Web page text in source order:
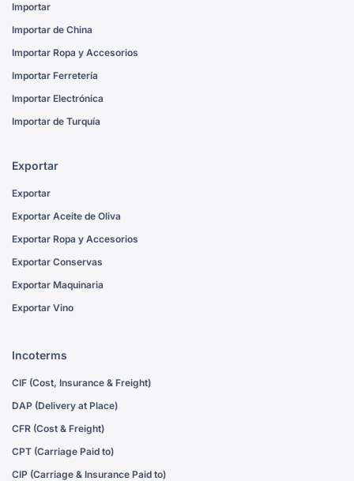
Importar
Importar de China
Importar Ropa y Accesorios
Importar Ferretería
Importar Electrónica
Importar de Turquía
Exportar
Exportar
Exportar Aceite de Oliva
Exportar Ropa y Accesorios
Exportar Conservas
Exportar Maquinaria
Exportar Vino
Incoterms
CIF (Cost, Insurance & Freight)
DAP (Delivery at Place)
CFR (Cost & Freight)
CPT (Carriage Paid to)
CIP (Carriage & Insurance Paid to)